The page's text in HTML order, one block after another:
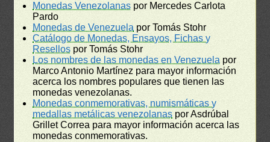
Monedas Venezolanas por Mercedes Carlota
Pardo
Monedas de Venezuela por Tomás Stohr
Catálogo de Monedas, Ensayos, Fichas y
Resellos por Tomás Stohr
Los nombres de las monedas en Venezuela por
Marco Antonio Martínez para mayor información
acerca los nombres populares que tienen las
monedas venezolanas.
Monedas conmemorativas, numismáticas y
medallas metálicas venezolanas por Asdrúbal
Grillet Correa para mayor información acerca las
monedas conmemorativas.